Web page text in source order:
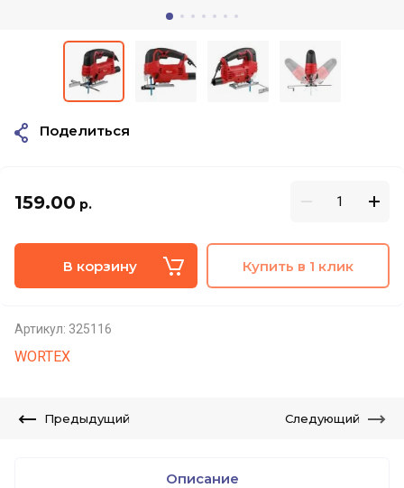
159.00 р.
В корзину Купить в 1 клик
Артикул: 325116
WORTEX
Поделиться
Предыдущий Следующий
Описание